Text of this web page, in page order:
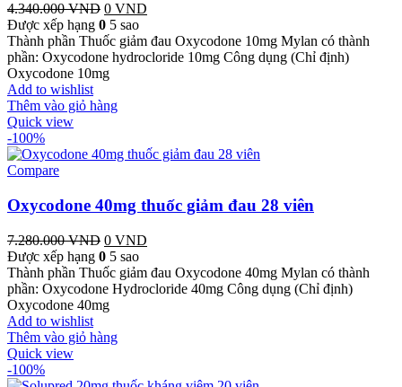
4.340.000VND Giá
gốc
là:
4.340.000 VND.
0 VND
tại
là:
Được xếp hạng 0 5 sao
Thành phần Thuốc giảm đau Oxycodone 10mg Mylan có thành
phần: Oxycodone hydrocloride 10mg Công dụng (Chỉ định)
Oxycodone 10mg
Add to wishlist
Thêm vào giỏ hàng
Quick view
-100%
Compare
Oxycodone 40mg thuốc giảm đau 28 viên
7.280.000VND Giá
gốc
là:
7.280.000 VND.
0 VND
tại
là:
Được xếp hạng 0 5 sao
Thành phần Thuốc giảm đau Oxycodone 40mg Mylan có thành
phần: Oxycodone Hydrocloride 40mg Công dụng (Chỉ định)
Oxycodone 40mg
Add to wishlist
Thêm vào giỏ hàng
Quick view
-100%